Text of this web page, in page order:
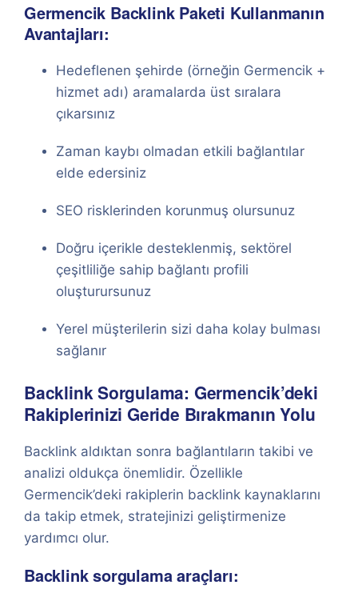
Germencik Backlink Paketi Kullanmanın
Avantajları:
Hedeflenen şehirde (örneğin Germencik +
hizmet adı) aramalarda üst sıralara
çıkarsınız
Zaman kaybı olmadan etkili bağlantılar
elde edersiniz
SEO risklerinden korunmuş olursunuz
Doğru içerikle desteklenmiş, sektörel
çeşitliliğe sahip bağlantı profili
oluşturursunuz
Yerel müşterilerin sizi daha kolay bulması
sağlanır
Backlink Sorgulama: Germencik’deki
Rakiplerinizi Geride Bırakmanın Yolu
Backlink aldıktan sonra bağlantıların takibi ve
analizi oldukça önemlidir. Özellikle
Germencik’deki rakiplerin backlink kaynaklarını
da takip etmek, stratejinizi geliştirmenize
yardımcı olur.
Backlink sorgulama araçları: